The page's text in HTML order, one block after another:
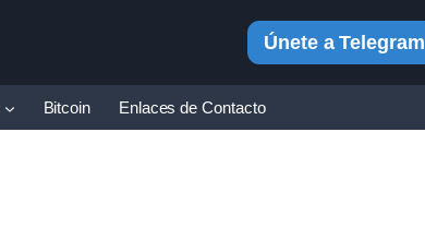
Únete a Telegram
Bitcoin Enlaces de Contacto